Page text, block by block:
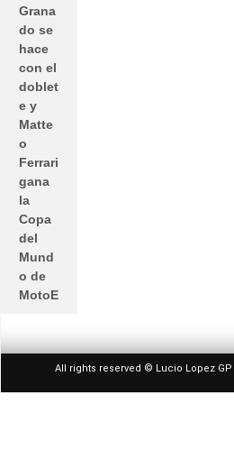
Grana
do se
hace
con el
doblet
e y
Matte
o
Ferrari
gana
la
Copa
del
Mund
o de
MotoE
All rights reserved © Lucio Lopez GP